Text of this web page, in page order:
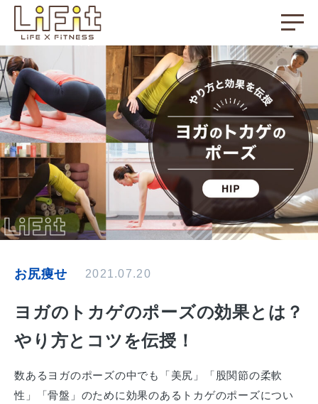
お尻痩せ 2021.07.20
ヨガのトカゲのポーズの効果とは？
やり方とコツを伝授！
数あるヨガのポーズの中でも「美尻」「股関節の柔軟
性」「骨盤」のために効果のあるトカゲのポーズについ